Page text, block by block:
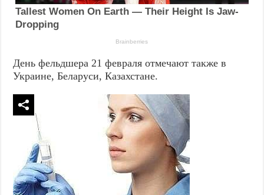
День фельдшера 21 февраля отмечают также в
Украине, Беларуси, Казахстане.